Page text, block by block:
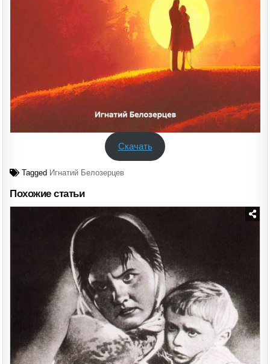
Скачать
Tagged Игнатий Белозерцев
Похожие статьи